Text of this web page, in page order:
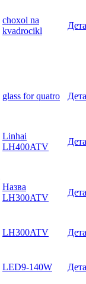
choxol na
kvadrocikl
glass for quatro
Linhai
LH400ATV
Назва
LH300ATV
LH300ATV
LED9-140W